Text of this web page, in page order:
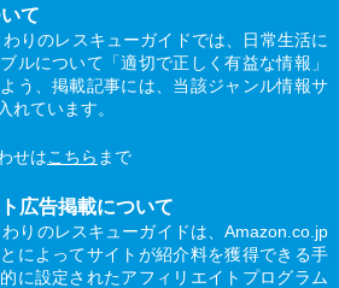
て
りのレスキューガイドでは、日常生活に
ルについて「適切で正しく有益な情報」
う、掲載記事には、当該ジャンル情報サ
れています。
せはこちら まで
広告掲載について
りのレスキューガイドは、Amazon.co.jp
によってサイトが紹介料を獲得できる手
に設定されたアフィリエイトプログラム